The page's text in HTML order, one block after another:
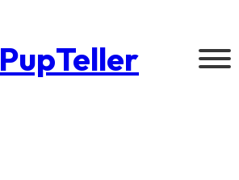
PupTeller